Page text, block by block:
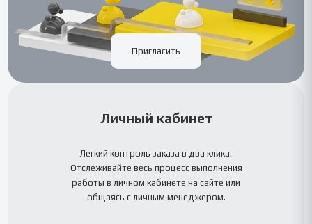
Пригласить
Личный кабинет
Легкий контроль заказа в два клика.
Отслеживайте весь процесс выполнения
работы в личном кабинете на сайте или
общаясь с личным менеджером.